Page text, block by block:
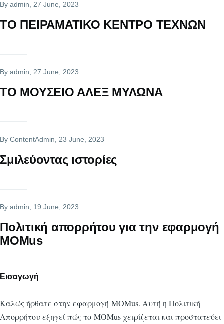
By admin , 27 June, 2023
ΤΟ ΠΕΙΡΑΜΑΤΙΚΟ ΚΕΝΤΡΟ ΤΕΧΝΩΝ
By admin , 27 June, 2023
ΤΟ ΜΟΥΣΕΙΟ ΑΛΕΞ ΜΥΛΩΝΑ
By ContentAdmin , 23 June, 2023
Σμιλεύοντας ιστορίες
By admin , 19 June, 2023
Πολιτική απορρήτου για την εφαρμογή
MOMus
Εισαγωγή
Καλώς ήρθατε στην εφαρμογή MOMus. Αυτή η Πολιτική
Απορρήτου εξηγεί πώς το MOMus χειρίζεται και προστατεύει